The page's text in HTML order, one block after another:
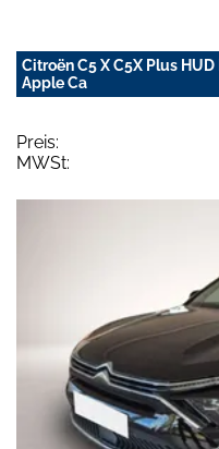
Citroën C5 X C5X Plus
Apple Ca
Preis:
MWSt: